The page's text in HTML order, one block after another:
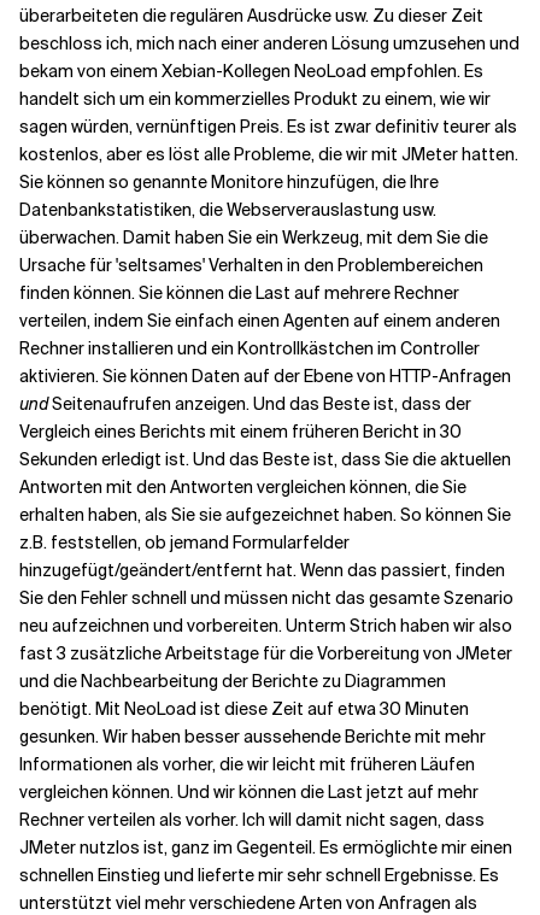
überarbeiteten die regulären Ausdrücke usw. Zu dieser Zeit
beschloss ich, mich nach einer anderen Lösung umzusehen und
bekam von einem Xebian-Kollegen NeoLoad empfohlen. Es
handelt sich um ein kommerzielles Produkt zu einem, wie wir
sagen würden, vernünftigen Preis. Es ist zwar definitiv teurer als
kostenlos, aber es löst alle Probleme, die wir mit JMeter hatten.
Sie können so genannte Monitore hinzufügen, die Ihre
Datenbankstatistiken, die Webserverauslastung usw.
überwachen. Damit haben Sie ein Werkzeug, mit dem Sie die
Ursache für 'seltsames' Verhalten in den Problembereichen
finden können. Sie können die Last auf mehrere Rechner
verteilen, indem Sie einfach einen Agenten auf einem anderen
Rechner installieren und ein Kontrollkästchen im Controller
aktivieren. Sie können Daten auf der Ebene von HTTP-Anfragen
undSeitenaufrufen anzeigen. Und das Beste ist, dass der
Vergleich eines Berichts mit einem früheren Bericht in 30
Sekunden erledigt ist. Und das Beste ist, dass Sie die aktuellen
Antworten mit den Antworten vergleichen können, die Sie
erhalten haben, als Sie sie aufgezeichnet haben. So können Sie
z.B. feststellen, ob jemand Formularfelder
hinzugefügt/geändert/entfernt hat. Wenn das passiert, finden
Sie den Fehler schnell und müssen nicht das gesamte Szenario
neu aufzeichnen und vorbereiten. Unterm Strich haben wir also
fast 3 zusätzliche Arbeitstage für die Vorbereitung von JMeter
und die Nachbearbeitung der Berichte zu Diagrammen
benötigt. Mit NeoLoad ist diese Zeit auf etwa 30 Minuten
gesunken. Wir haben besser aussehende Berichte mit mehr
Informationen als vorher, die wir leicht mit früheren Läufen
vergleichen können. Und wir können die Last jetzt auf mehr
Rechner verteilen als vorher. Ich will damit nicht sagen, dass
JMeter nutzlos ist, ganz im Gegenteil. Es ermöglichte mir einen
schnellen Einstieg und lieferte mir sehr schnell Ergebnisse. Es
unterstützt viel mehr verschiedene Arten von Anfragen als